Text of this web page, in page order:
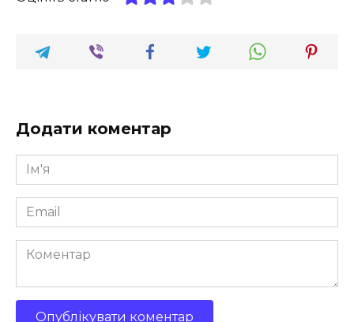
Додати коментар
Ім'я
*
Email
*
Коментар